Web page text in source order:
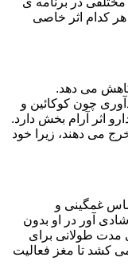
کدام اثر خاصی
می دهد.
چون کوکائین و
اثر آرام بخش دارد.
می دهند، زیرا خود
غمگینی و
آور در او بدون
مدت طولانی برای
کشد تا مغز فعالیت